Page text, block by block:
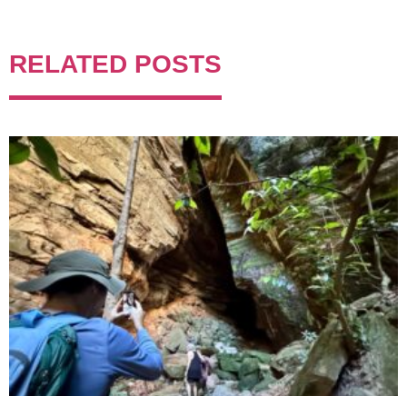
RELATED POSTS